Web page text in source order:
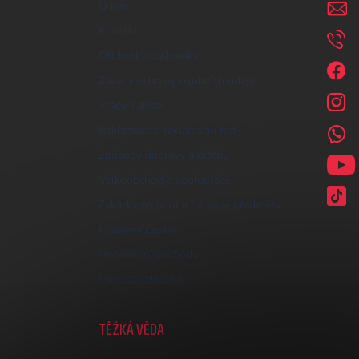
O nás
Kontakt
Obchodní podmínky
Zásady ochrany osobních údajů
Vrácení zboží
Reklamace a reklamační řád
Způsoby dopravy a platby
Velkoobchod a spolupráce
Zakázky na míru a dárkové předměty
Kreativní Česko
TĚŽKÁ VĚDA